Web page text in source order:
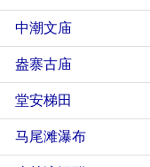
中潮文庙
盎寨古庙
堂安梯田
马尾滩瀑布